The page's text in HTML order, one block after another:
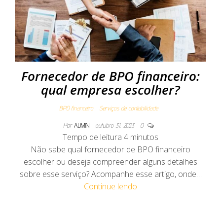
Fornecedor de BPO financeiro:
qual empresa escolher?
BPO financeiro Serviços de contabilidade
Por ADMIN outubro 31, 2023 0
Tempo de leitura 4 minutos
Não sabe qual fornecedor de BPO financeiro
escolher ou deseja compreender alguns detalhes
sobre esse serviço? Acompanhe esse artigo, onde…
Continue lendo